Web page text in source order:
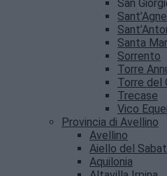
San
Santa
Sorrento
Torre
Torre del
Trecase
Vico
Provincia di Avellino
Avellino
Aiello del
Aquilonia